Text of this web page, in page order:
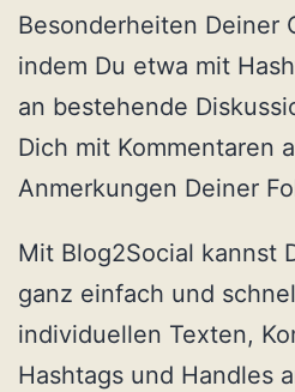
Besonderheiten Deiner
indem Du etwa mit
an bestehende
Dich mit Kommentaren
Anmerkungen Deiner
Mit Blog2Social kannst
ganz einfach und
individuellen Texten,
Hashtags und Handles